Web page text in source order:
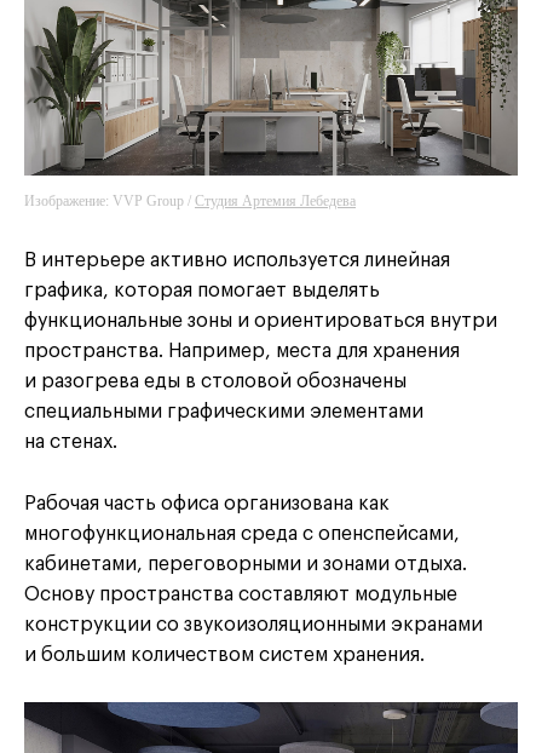
Изображение: VVP Group / Студия Артемия Лебедева
В интерьере активно используется линейная
графика, которая помогает выделять
функциональные зоны и ориентироваться внутри
пространства. Например, места для хранения
и разогрева еды в столовой обозначены
специальными графическими элементами
на стенах.
Рабочая часть офиса организована как
многофункциональная среда с опенспейсами,
кабинетами, переговорными и зонами отдыха.
Основу пространства составляют модульные
конструкции со звукоизоляционными экранами
и большим количеством систем хранения.